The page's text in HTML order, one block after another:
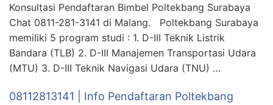
Konsultasi Pendaftaran Bimbel Poltekbang Surabaya
Chat 0811-281-3141 di Malang. Poltekbang Surabaya
memiliki 5 program studi : 1. D-III Teknik Listrik
Bandara (TLB) 2. D-III Manajemen Transportasi Udara
(MTU) 3. D-III Teknik Navigasi Udara (TNU) …
08112813141 | Info Pendaftaran Poltekbang